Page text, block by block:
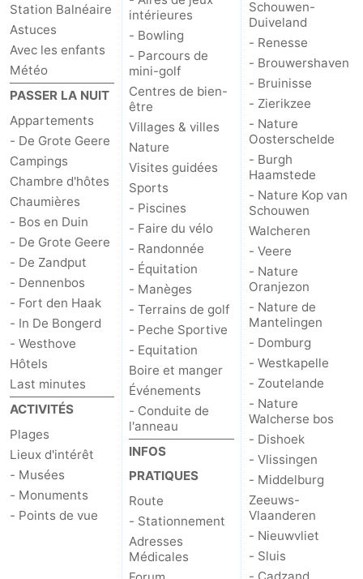
Vlaanderen
-
Nieuwvliet
-
Sluis
-
Cadzand
-
Nature
Het
Zwin
Météo
Contact
Station Balnéaire
Astuces
Avec les enfants
Météo
PASSER LA NUIT
Appartements
- De Grote Geere
Campings
Chambre d'hôtes
Chaumières
- Bos en Duin
- De Grote Geere
- De Zandput
- Dennenbos
- Fort den Haak
- In De Bongerd
- Westhove
Hôtels
Last minutes
ACTIVITÉS
Plages
Lieux d'intérêt
- Musées
- Monuments
- Points de vue
intérieures
- Bowling
- Parcours de
mini-golf
Centres de bien-
être
Villages & villes
Nature
Visites guidées
Sports
- Piscines
- Faire du vélo
- Randonnée
- Équitation
- Manèges
- Terrains de golf
- Peche Sportive
- Equitation
Boire et manger
Événements
- Conduite de
l'anneau
INFOS
PRATIQUES
Route
- Stationnement
Adresses
Médicales
Schouwen-
Duiveland
- Renesse
- Brouwershaven
- Bruinisse
- Zierikzee
- Nature
Oosterschelde
- Burgh
Haamstede
- Nature Kop van
Schouwen
Walcheren
- Veere
- Nature
Oranjezon
- Nature de
Mantelingen
- Domburg
- Westkapelle
- Zoutelande
- Nature
Walcherse bos
- Dishoek
- Vlissingen
- Middelburg
Zeeuws-
Vlaanderen
- Nieuwvliet
- Sluis